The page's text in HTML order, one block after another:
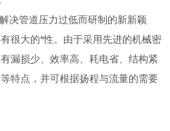
解决管道压力过低而研制的新新颖
很大的*性。由于采用先进的机械密
少、效率高、耗电省、结构紧
便等特点，并可根据扬程与流量的需要